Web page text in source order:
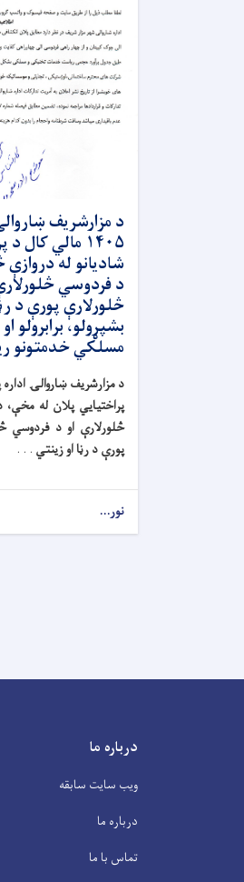
د مزارشریف
۱۴۰۵ مالي
شادیانو له
د فردوسي
څلورلارې پورې د
بشپړولو،
مسلکي خدمتونو
د مزارشریف ښاروالۍ
پراختیایي پلان له
څلورلارې او د فردوسي
پورې د رڼا او زینتي . . .
نور...
درباره ما
ویب سایت سابقه
درباره ما
تماس با ما